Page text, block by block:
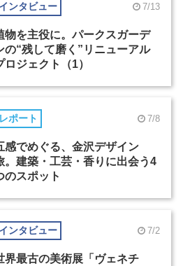
インタビュー 7/13
物を主役に。パークスガーデ
の“残して磨く”リニューアル
ロジェクト（1）
レポート 7/8
感でめぐる、金沢デザイン
。建築・工芸・香りに出会う4
のスポット
インタビュー 7/2
界最古の美術展「ヴェネチ